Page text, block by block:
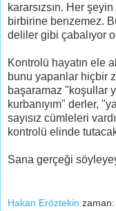
kararsızsın. Her
birbirine benzemez.
deliler gibi çabalıyor
Kontrolü hayatın ele
bunu yapanlar hiçbir
başaramaz "koşullar
kurbanıyım" derler,
sayısız cümleleri
kontrolü elinde
Sana gerçeği
Hakan Eröztekin zaman: